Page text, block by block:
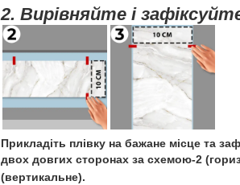
2. Вирівняйте і
Прикладіть плівку на бажане місце та
двох довгих сторонах за схемою-2
(вертикальне).